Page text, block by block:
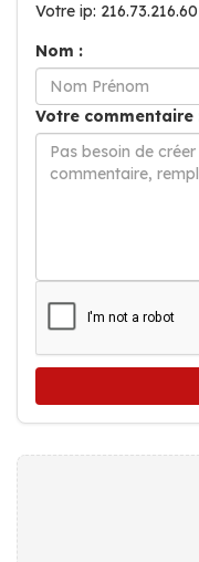
Votre ip: 216.73.216.60
Nom :
Votre commentaire